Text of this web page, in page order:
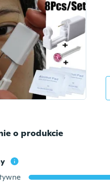
o produkcie